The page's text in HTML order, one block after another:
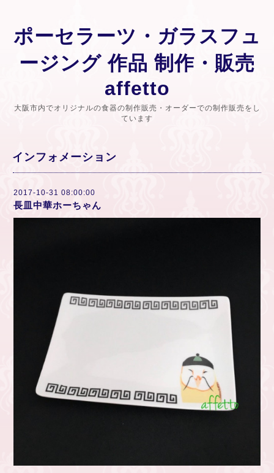
ポーセラーツ・ガラスフュ
ージング 作品 制作・販売
affetto
大阪市内でオリジナルの食器の制作販売・オーダーでの制作販売をし
ています
インフォメーション
2017-10-31 08:00:00
長皿中華ホーちゃん